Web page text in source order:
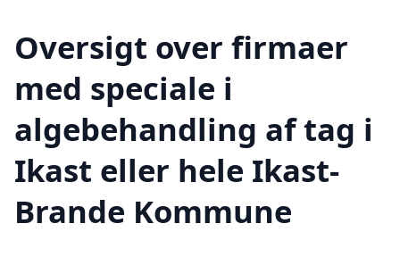
Oversigt over firmaer
med speciale i
algebehandling af tag i
Ikast eller hele Ikast-
Brande Kommune